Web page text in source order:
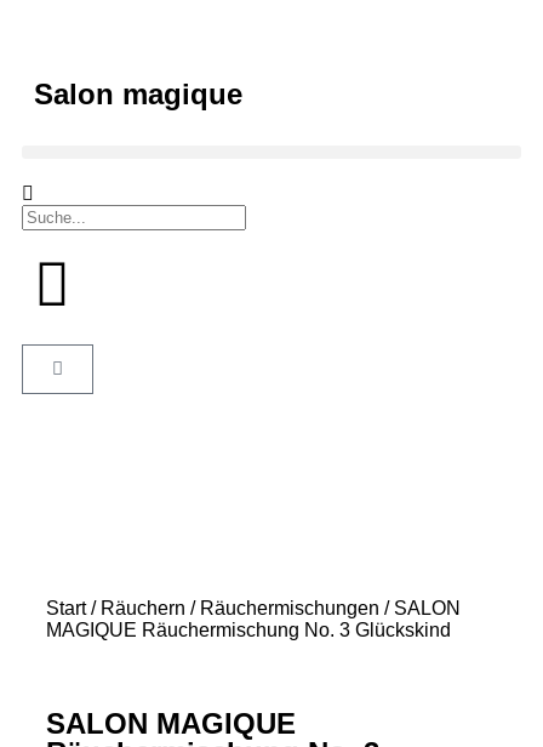
Salon magique
Start/ Räuchern / Räuchermischungen / SALON
MAGIQUE Räuchermischung No. 3 Glückskind
SALON MAGIQUE